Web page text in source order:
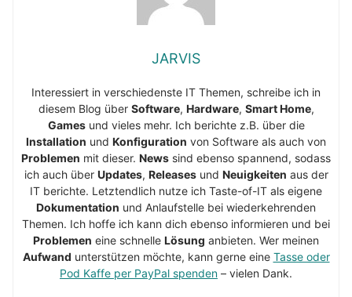
JARVIS
Interessiert in verschiedenste IT Themen, schreibe ich in
diesem Blog über Software, Hardware, Smart Home,
Gamesund vieles mehr. Ich berichte z.B. über die
Installation und Konfiguration von Software als auch von
Problemen mit dieser. News sind ebenso spannend, sodass
ich auch über Updates, Releasesund Neuigkeiten aus der
IT berichte. Letztendlich nutze ich Taste-of-IT als eigene
Dokumentation und Anlaufstelle bei wiederkehrenden
Themen. Ich hoffe ich kann dich ebenso informieren und bei
Problemen eine schnelle Lösung anbieten. Wer meinen
Aufwand unterstützen möchte, kann gerne eine Tasse oder
Pod Kaffe per PayPal spenden – vielen Dank.